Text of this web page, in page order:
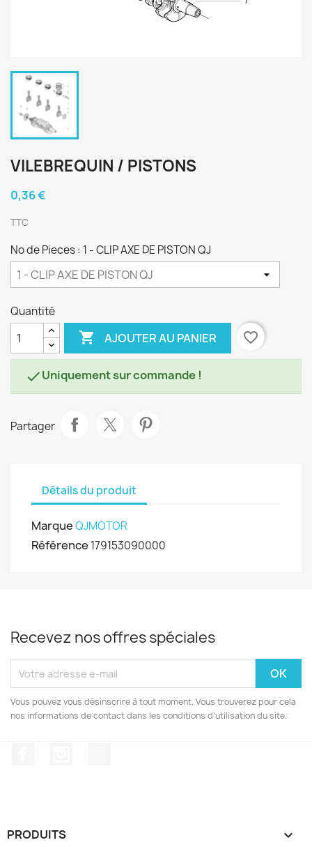
VILEBREQUIN / PISTONS
0,36 €
TTC
No de Pieces : 1 - CLIP AXE DE PISTON QJ
Quantité
 AJOUTER AU PANIER favorite_border
Uniquement sur commande !
Partager
Détails du produit
MarqueQJMOTOR
Référence 179153090000
Recevez nos offres spéciales
Vous pouvez vous désinscrire à tout moment. Vous trouverez pour cela
nos informations de contact dans les conditions d'utilisation du site.
PRODUITS 